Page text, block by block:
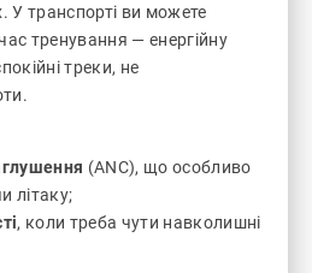
У транспорті ви можете
тренування — енергійну
треки, не
(ANC), що особливо
літаку;
, коли треба чути навколишні